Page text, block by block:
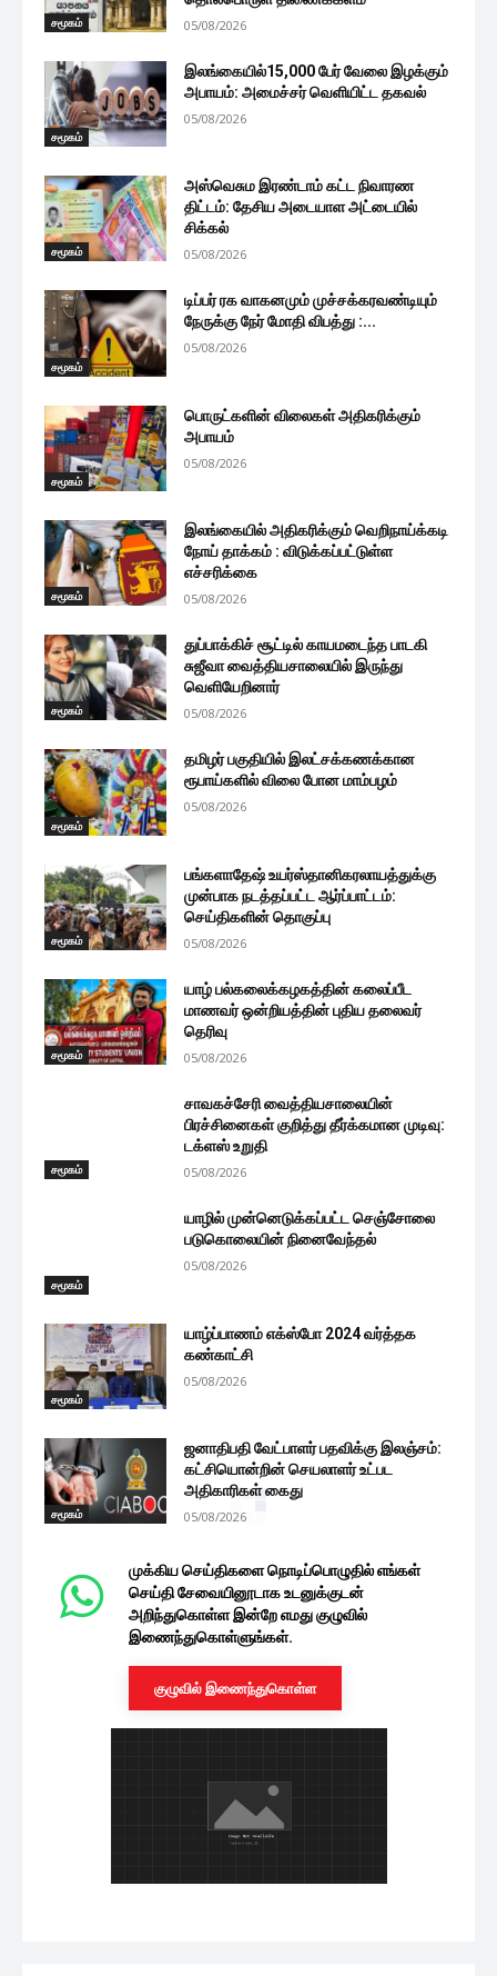
சமூகம் 05/08/2026
சமூகம்
இலங்கையில்15,000 பேர் வேலை இழக்கும்
அபாயம்: அமைச்சர் வெளியிட்ட தகவல்
05/08/2026
சமூகம்
அஸ்வெசும இரண்டாம் கட்ட நிவாரண
திட்டம்: தேசிய அடையாள அட்டையில்
சிக்கல்
05/08/2026
சமூகம்
டிப்பர் ரக வாகனமும் முச்சக்கரவண்டியும்
நேருக்கு நேர் மோதி விபத்து :...
05/08/2026
சமூகம்
பொருட்களின் விலைகள் அதிகரிக்கும்
அபாயம்
05/08/2026
சமூகம்
இலங்கையில் அதிகரிக்கும் வெறிநாய்க்கடி
நோய் தாக்கம் : விடுக்கப்பட்டுள்ள
எச்சரிக்கை
05/08/2026
சமூகம்
துப்பாக்கிச் சூட்டில் காயமடைந்த பாடகி
சுஜீவா வைத்தியசாலையில் இருந்து
வெளியேறினார்
05/08/2026
சமூகம்
தமிழர் பகுதியில் இலட்சக்கணக்கான
ரூபாய்களில் விலை போன மாம்பழம்
05/08/2026
சமூகம்
பங்களாதேஷ் உயர்ஸ்தானிகரலாயத்துக்கு
முன்பாக நடத்தப்பட்ட ஆர்ப்பாட்டம்:
செய்திகளின் தொகுப்பு
05/08/2026
சமூகம்
யாழ் பல்கலைக்கழகத்தின் கலைப்பீட
மாணவர் ஒன்றியத்தின் புதிய தலைவர்
தெரிவு
05/08/2026
சமூகம்
சாவகச்சேரி வைத்தியசாலையின்
பிரச்சினைகள் குறித்து தீர்க்கமான முடிவு:
டக்ளஸ் உறுதி
05/08/2026
சமூகம்
யாழில் முன்னெடுக்கப்பட்ட செஞ்சோலை
படுகொலையின் நினைவேந்தல்
05/08/2026
சமூகம்
யாழ்ப்பாணம் எக்ஸ்போ 2024 வர்த்தக
கண்காட்சி
05/08/2026
சமூகம்
ஜனாதிபதி வேட்பாளர் பதவிக்கு இலஞ்சம்:
கட்சியொன்றின் செயலாளர் உட்பட
அதிகாரிகள் கைது
05/08/2026
முக்கிய செய்திகளை நொடிப்பொழுதில் எங்கள்
செய்தி சேவையினூடாக உடனுக்குடன்
அறிந்துகொள்ள இன்றே எமது குழுவில்
இணைந்துகொள்ளுங்கள்.
குழுவில் இணைந்துகொள்ள